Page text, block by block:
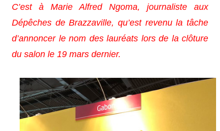
C’est à Marie Alfred Ngoma, journaliste aux
Dépêches de Brazzaville, qu’est revenu la tâche
d’annoncer le nom des lauréats lors de la clôture
du salon le 19 mars dernier.